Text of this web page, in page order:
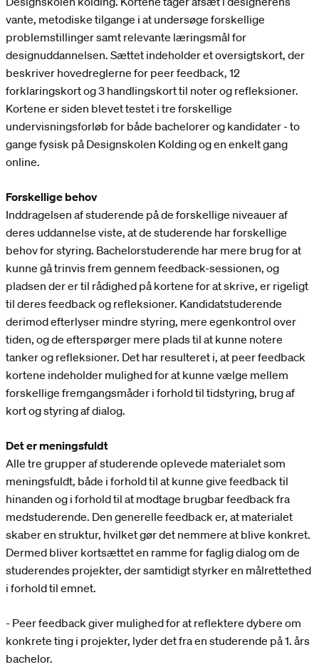
vante, metodiske tilgange i at undersøge forskellige
problemstillinger samt relevante læringsmål for
designuddannelsen. Sættet indeholder et oversigtskort, der
beskriver hovedreglerne for peer feedback, 12
forklaringskort og 3 handlingskort til noter og refleksioner.
Kortene er siden blevet testet i tre forskellige
undervisningsforløb for både bachelorer og kandidater - to
gange fysisk på Designskolen Kolding og en enkelt gang
online.
Forskellige behov
Inddragelsen af studerende på de forskellige niveauer af
deres uddannelse viste, at de studerende har forskellige
behov for styring. Bachelorstuderende har mere brug for at
kunne gå trinvis frem gennem feedback-sessionen, og
pladsen der er til rådighed på kortene for at skrive, er rigeligt
til deres feedback og refleksioner. Kandidatstuderende
derimod efterlyser mindre styring, mere egenkontrol over
tiden, og de efterspørger mere plads til at kunne notere
tanker og refleksioner. Det har resulteret i, at peer feedback
kortene indeholder mulighed for at kunne vælge mellem
forskellige fremgangsmåder i forhold til tidstyring, brug af
kort og styring af dialog.
Det er meningsfuldt
Alle tre grupper af studerende oplevede materialet som
meningsfuldt, både i forhold til at kunne give feedback til
hinanden og i forhold til at modtage brugbar feedback fra
medstuderende. Den generelle feedback er, at materialet
skaber en struktur, hvilket gør det nemmere at blive konkret.
Dermed bliver kortsættet en ramme for faglig dialog om de
studerendes projekter, der samtidigt styrker en målrettethed
i forhold til emnet.
- Peer feedback giver mulighed for at reflektere dybere om
konkrete ting i projekter, lyder det fra en studerende på 1. års
bachelor.